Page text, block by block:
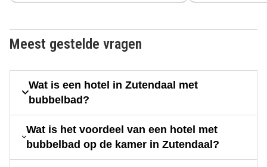
Meest gestelde vragen
Wat is een hotel in Zutendaal met
bubbelbad?
Wat is het voordeel van een hotel met
bubbelbad op de kamer in Zutendaal?